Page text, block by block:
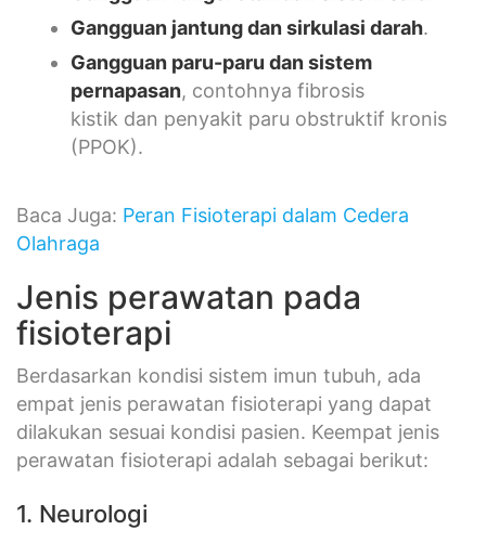
Gangguan jantung dan sirkulasi darah.
Gangguan paru-paru dan sistem
pernapasan, contohnya fibrosis
kistik dan penyakit paru obstruktif kronis
(PPOK).
Baca Juga: Peran Fisioterapi dalam Cedera
Olahraga
Jenis perawatan pada
fisioterapi
Berdasarkan kondisi sistem imun tubuh, ada
empat jenis perawatan fisioterapi yang dapat
dilakukan sesuai kondisi pasien. Keempat jenis
perawatan fisioterapi adalah sebagai berikut:
1. Neurologi